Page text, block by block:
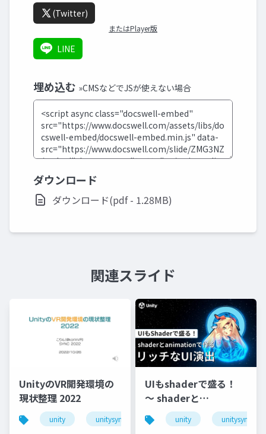
(Twitter)
またはPlayer版
LINE
埋め込む »CMSなどでJSが使えない場合
ダウンロード
ダウンロード(pdf - 1.28MB)
関連スライド
UnityのVR開発環境の
現状整理 2022
unity unitysync
UIもshaderで盛る！
〜 shaderと
animationで作るリッ
チなUI演出
unity unitysync